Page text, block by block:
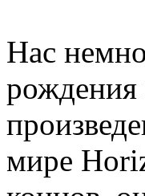
Нас
рождения
мире